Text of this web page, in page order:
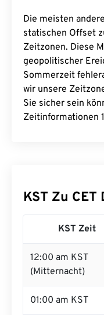
Die meisten
statischen Offset
Zeitzonen. Diese
geopolitischer
Sommerzeit
wir unsere
Sie sicher sein
Zeitinformationen
KST Zu
KST Zeit
12:00 am KST
(Mitternacht)
01:00 am KST